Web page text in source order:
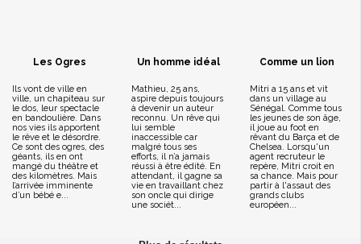
Les Ogres
Ils vont de ville en
ville, un chapiteau sur
le dos, leur spectacle
en bandoulière. Dans
nos vies ils apportent
le rêve et le désordre.
Ce sont des ogres, des
géants, ils en ont
mangé du théâtre et
des kilomètres. Mais
l’arrivée imminente
d’un bébé e...
Un homme idéal
Mathieu, 25 ans,
aspire depuis toujours
à devenir un auteur
reconnu. Un rêve qui
lui semble
inaccessible car
malgré tous ses
efforts, il n’a jamais
réussi à être édité. En
attendant, il gagne sa
vie en travaillant chez
son oncle qui dirige
une sociét...
Comme un lion
Mitri a 15 ans et vit
dans un village au
Sénégal. Comme tous
les jeunes de son âge,
il joue au foot en
rêvant du Barça et de
Chelsea. Lorsqu'un
agent recruteur le
repère, Mitri croit en
sa chance. Mais pour
partir à l'assaut des
grands clubs
européen...